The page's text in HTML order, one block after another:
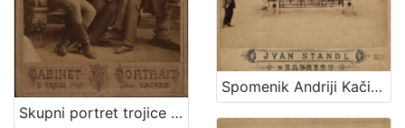
Skupni portret trojice muškaraca i dvoje djece / G. Varga
Spomenik Andriji Kačiću Miošiću : Mesnička ulica / Ivan Standl